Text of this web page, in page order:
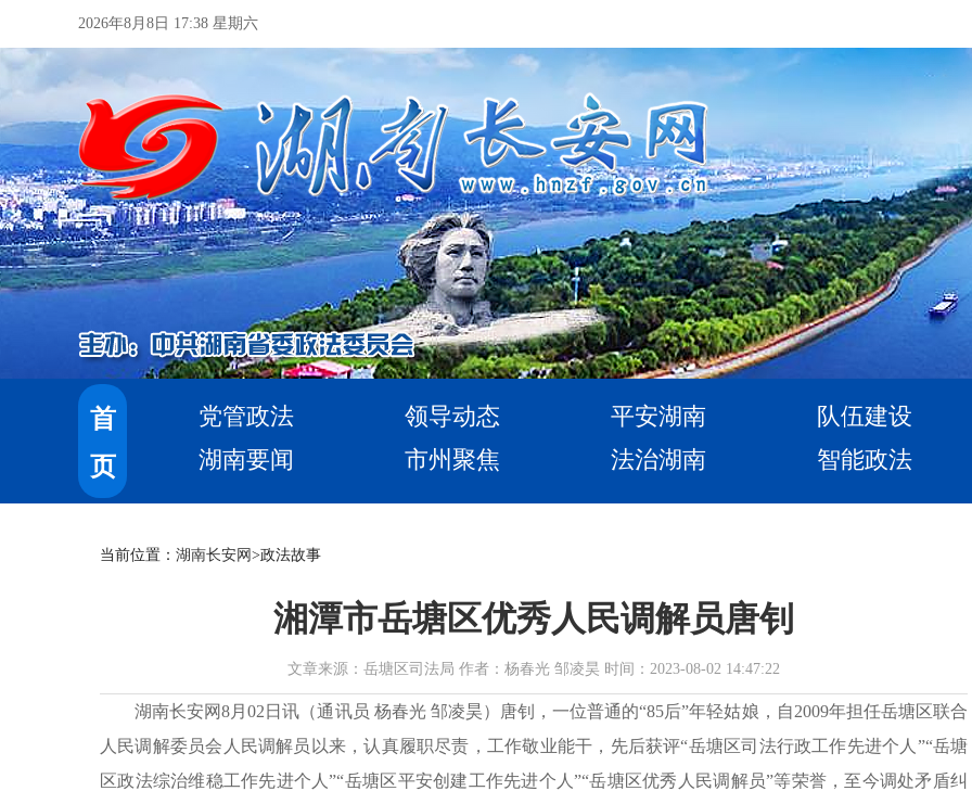
2026年8月8日 17:38 星期六
首
页
党管政法 领导动态 平安湖南
队伍建设
湖南要闻
市州聚焦 法治湖南 智能政法
当前位置： 湖南长安网 >政法故事
湘潭市岳塘区优秀人民调解员唐钊
文章来源：岳塘区司法局 作者：杨春光 邹凌昊 时间：2023-08-02 14:47:22
湖南长安网8月02日讯（通讯员 杨春光 邹凌昊）唐钊，一位普通的“85后”年轻姑娘，自2009年担任岳塘区联合
人民调解委员会人民调解员以来，认真履职尽责，工作敬业能干，先后获评“岳塘区司法行政工作先进个人”“岳塘
区政法综治维稳工作先进个人”“岳塘区平安创建工作先进个人”“岳塘区优秀人民调解员”等荣誉，至今调处矛盾纠